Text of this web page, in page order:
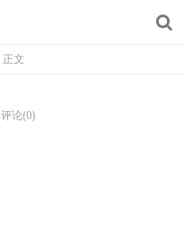
正文
评论(0)